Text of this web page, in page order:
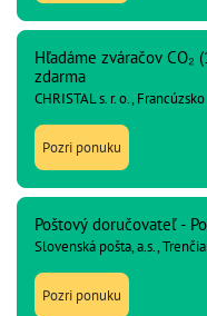
Hľadáme zváračov CO₂
zdarma
CHRISTAL s. r. o., Francúzsko
Pozri ponuku
Poštový doručovateľ -
Slovenská pošta, a.s.,
Pozri ponuku